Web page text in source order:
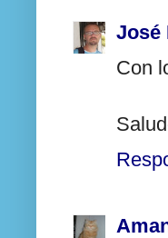
José
Con